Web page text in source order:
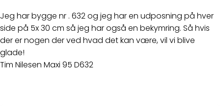
Jeg har bygge nr . 632 og jeg har en udposning på hver
side på 5x 30 cm så jeg har også en bekymring. Så hvis
der er nogen der ved hvad det kan være, vil vi blive
glade!
Tim Nilesen Maxi 95 D632